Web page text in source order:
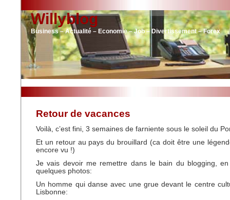
Willyblog
Business – Actualité – Economie – Job – Divertissement – Forex
Retour de vacances
Voilà, c’est fini, 3 semaines de farniente sous le soleil du
Et un retour au pays du brouillard (ca doit être une
encore vu !)
Je vais devoir me remettre dans le bain du blogging,
quelques photos:
Un homme qui danse avec une grue devant le centre
Lisbonne: